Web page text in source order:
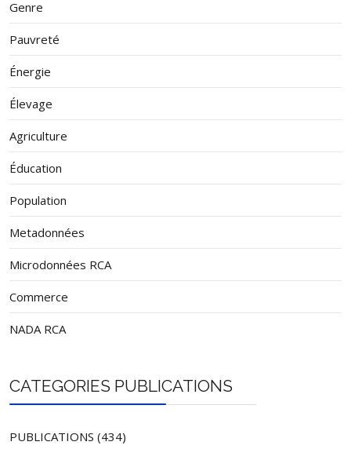
Genre
Pauvreté
Énergie
Élevage
Agriculture
Éducation
Population
Metadonnées
Microdonnées RCA
Commerce
NADA RCA
CATEGORIES PUBLICATIONS
PUBLICATIONS (434)